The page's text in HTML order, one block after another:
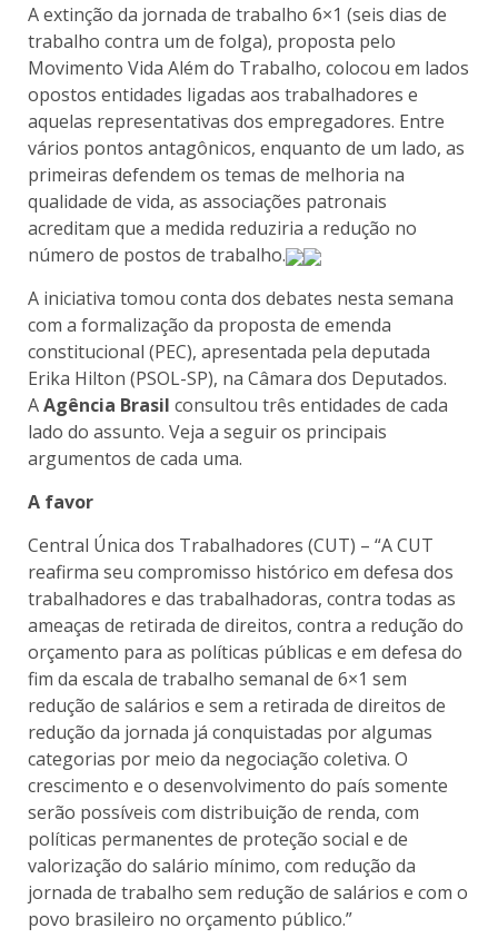
A extinção da jornada de trabalho 6×1 (seis dias de
trabalho contra um de folga), proposta pelo
Movimento Vida Além do Trabalho, colocou em lados
opostos entidades ligadas aos trabalhadores e
aquelas representativas dos empregadores. Entre
vários pontos antagônicos, enquanto de um lado, as
primeiras defendem os temas de melhoria na
qualidade de vida, as associações patronais
acreditam que a medida reduziria a redução no
número de postos de trabalho.
A iniciativa tomou conta dos debates nesta semana
com a formalização da proposta de emenda
constitucional (PEC), apresentada pela deputada
Erika Hilton (PSOL-SP), na Câmara dos Deputados.
AAgência Brasil consultou três entidades de cada
lado do assunto. Veja a seguir os principais
argumentos de cada uma.
A favor
Central Única dos Trabalhadores (CUT) – “A CUT
reafirma seu compromisso histórico em defesa dos
trabalhadores e das trabalhadoras, contra todas as
ameaças de retirada de direitos, contra a redução do
orçamento para as políticas públicas e em defesa do
fim da escala de trabalho semanal de 6×1 sem
redução de salários e sem a retirada de direitos de
redução da jornada já conquistadas por algumas
categorias por meio da negociação coletiva. O
crescimento e o desenvolvimento do país somente
serão possíveis com distribuição de renda, com
políticas permanentes de proteção social e de
valorização do salário mínimo, com redução da
jornada de trabalho sem redução de salários e com o
povo brasileiro no orçamento público.”